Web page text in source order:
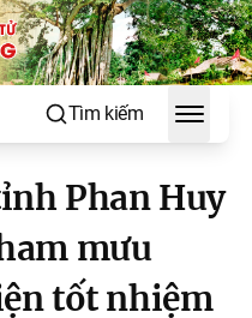
Tìm kiếm
Toggle
Phan Huy
mưu
tốt nhiệm